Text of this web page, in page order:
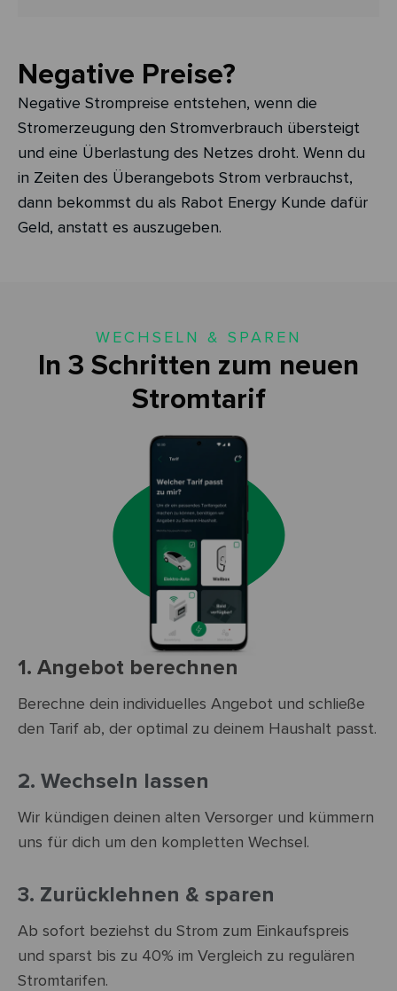
Negative Preise?
Negative Strompreise entstehen, wenn die
Stromerzeugung den Stromverbrauch übersteigt
und eine Überlastung des Netzes droht. Wenn du
in Zeiten des Überangebots Strom verbrauchst,
dann bekommst du als Rabot Energy Kunde dafür
Geld, anstatt es auszugeben.
WECHSELN & SPAREN
In 3 Schritten zum neuen
Stromtarif
1. Angebot berechnen
Berechne dein individuelles Angebot und schließe
den Tarif ab, der optimal zu deinem Haushalt passt.
2. Wechseln lassen
Wir kündigen deinen alten Versorger und kümmern
uns für dich um den kompletten Wechsel.
3. Zurücklehnen & sparen
Ab sofort beziehst du Strom zum Einkaufspreis
und sparst bis zu 40% im Vergleich zu regulären
Stromtarifen.